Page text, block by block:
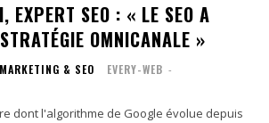
EXPERT SEO : « LE SEO A
OMNICANALE »
& SEO EVERY-WEB -
dont l'algorithme de Google évolue depuis